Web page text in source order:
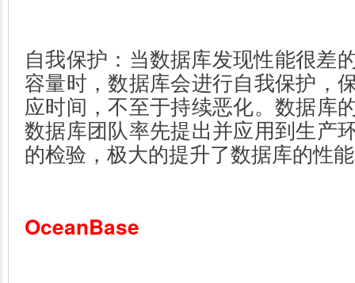
自我保护：当数据库发现性能很差
容量时，数据库会进行自我保护，
应时间，不至于持续恶化。数据库
数据库团队率先提出并应用到生产
的检验，极大的提升了数据库的性
OceanBase